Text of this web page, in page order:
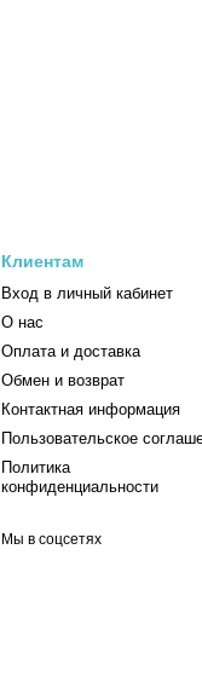
Клиентам
Вход в личный кабинет
О нас
Оплата и доставка
Обмен и возврат
Контактная информация
Пользовательское
Политика
конфиденциальности
Мы в соцсетях